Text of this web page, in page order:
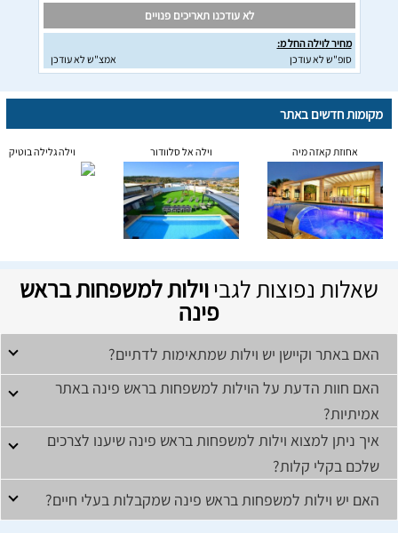
לא עודכנו תאריכים פנויים
מחיר לוילה החל מ:
סופ"ש לא עודכן
אמצ"ש לא עודכן
מקומות חדשים באתר
אחוזת קאזה מיה וילה אל סלוודור וילה גלילה בוטיק
שאלות נפוצות לגביוילות למשפחות בראש
פינה
האם באתר וקיישן יש וילות שמתאימות לדתיים?
האם חוות הדעת על הוילות למשפחות בראש פינה באתר
אמיתיות?
איך ניתן למצוא וילות למשפחות בראש פינה שיענו לצרכים
שלכם בקלי קלות?
האם יש וילות למשפחות בראש פינה שמקבלות בעלי חיים?